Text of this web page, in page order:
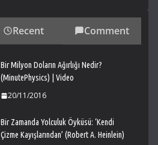
Recent Comment
Bir Milyon Doların Ağırlığı Nedir?
(MinutePhysics) | Video
20/11/2016
Bir Zamanda Yolculuk Öyküsü: ‘Kendi
Çizme Kayışlarından’ (Robert A. Heinlein)